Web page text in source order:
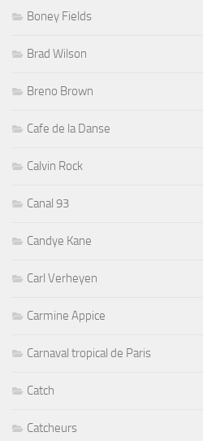
Boney Fields
Brad Wilson
Breno Brown
Cafe de la Danse
Calvin Rock
Canal 93
Candye Kane
Carl Verheyen
Carmine Appice
Carnaval tropical de Paris
Catch
Catcheurs